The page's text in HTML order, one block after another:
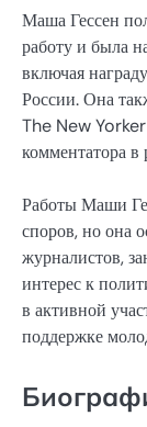
Маша Гессен
работу и была
включая
России. Она
The New Yorker
комментатора
Работы Маши
споров, но она
журналистов,
интерес к
в активной
поддержке